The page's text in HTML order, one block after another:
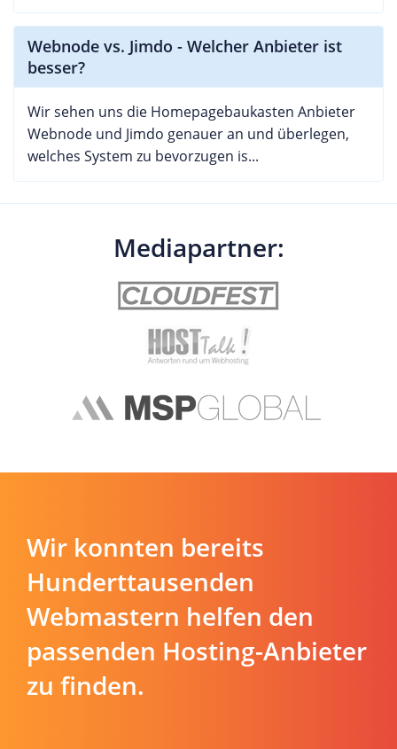
Webnode vs. Jimdo - Welcher Anbieter ist
besser?
Wir sehen uns die Homepagebaukasten Anbieter
Webnode und Jimdo genauer an und überlegen,
welches System zu bevorzugen is...
Mediapartner:
Wir konnten bereits
Hunderttausenden
Webmastern helfen den
passenden Hosting-Anbieter
zu finden.